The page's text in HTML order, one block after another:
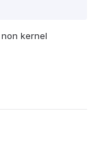
kernel